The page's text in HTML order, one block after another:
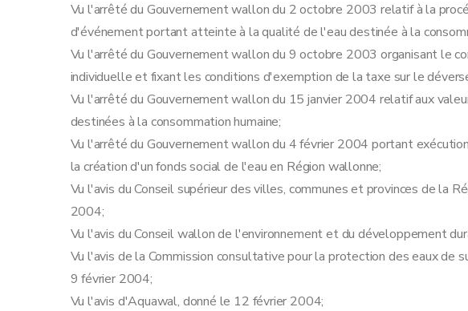
Vu l'arrêté du Gouvernement wallon du 2 octobre 2003 relatif à la
d'événement portant atteinte à la qualité de l'eau destinée à la
Vu l'arrêté du Gouvernement wallon du 9 octobre 2003 organisant le
individuelle et fixant les conditions d'exemption de la taxe sur le
Vu l'arrêté du Gouvernement wallon du 15 janvier 2004 relatif aux
destinées à la consommation humaine;
Vu l'arrêté du Gouvernement wallon du 4 février 2004 portant
la création d'un fonds social de l'eau en Région wallonne;
Vu l'avis du Conseil supérieur des villes, communes et provinces de la
2004;
Vu l'avis du Conseil wallon de l'environnement et du développement
Vu l'avis de la Commission consultative pour la protection des eaux de
9 février 2004;
Vu l'avis d'Aquawal, donné le 12 février 2004;